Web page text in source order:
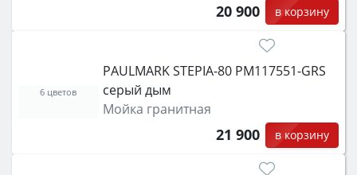
20 900 в корзину
PAULMARK STEPIA-80 PM117551-GRS
серый дым
Мойка гранитная
21 900 в корзину
6 цветов